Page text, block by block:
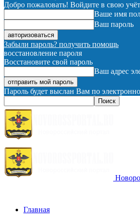
Добро пожаловать! Войдите в свою
Ваше имя
Ваш пароль
Забыли пароль? получить помощь
восстановление пароля
Восстановите свой пароль
Ваш адрес
Пароль будет выслан Вам по
Главная